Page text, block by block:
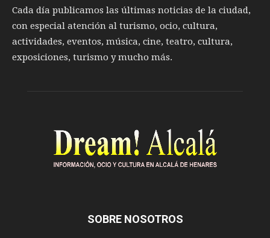
Cada día publicamos las últimas noticias de la ciudad,
con especial atención al turismo, ocio, cultura,
actividades, eventos, música, cine, teatro, cultura,
exposiciones, turismo y mucho más.
SOBRE NOSOTROS